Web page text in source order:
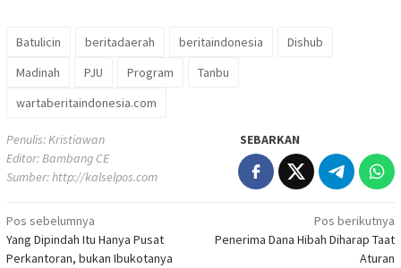
Batulicin beritadaerah beritaindonesia
Dishub
Madinah
PJU Program
Tanbu
wartaberitaindonesia.com
Penulis: Kristiawan
Editor: Bambang CE
Sumber:http://kalselpos.com
SEBARKAN
Navigasi
pos
Pos sebelumnya
Yang Dipindah Itu Hanya Pusat
Perkantoran, bukan Ibukotanya
Pos berikutnya
Penerima Dana Hibah Diharap Taat
Aturan